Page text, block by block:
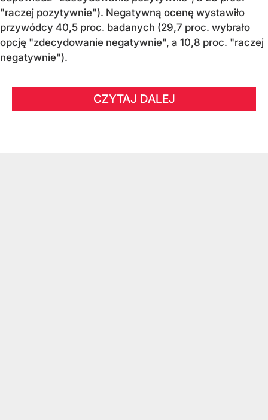
"raczej pozytywnie"). Negatywną ocenę wystawiło
przywódcy 40,5 proc. badanych (29,7 proc. wybrało
opcję "zdecydowanie negatywnie", a 10,8 proc. "raczej
negatywnie").
CZYTAJ DALEJ